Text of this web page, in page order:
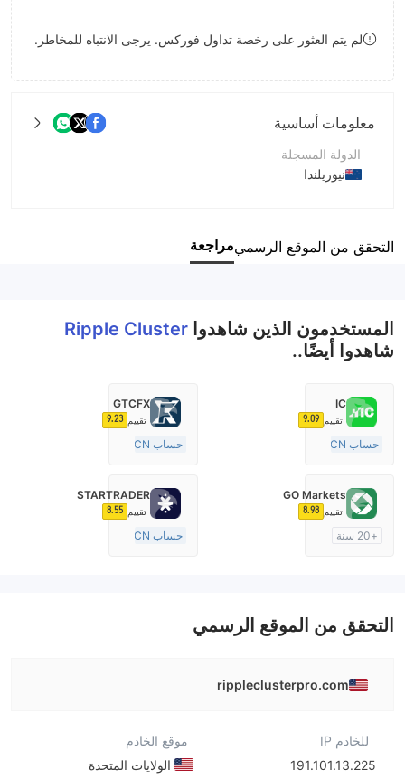
8
لم يتم العثور على رخصة تداول فوركس. يرجى الانتباه للمخاطر.
معلومات أساسية
الدولة المسجلة
نيوزيلندا
اسم الشركة
التحقق من الموقع الرسميمراجعة
المستخدمون الذين شاهدوا Ripple Cluster
شاهدوا أيضًا..
IC
تقييم 9.09
حساب ECN
صناعة السوق (MM)
GTCFX
تقييم 9.23
حساب ECN
صناعة السوق (MM)
GO Markets
تقييم 8.98
+20 سنة
STARTRADER
تقييم 8.55
حساب ECN
التحقق من الموقع الرسمي
rippleclusterpro.com
للخادم IP
191.101.13.225
موقع الخادم
الولايات المتحدة